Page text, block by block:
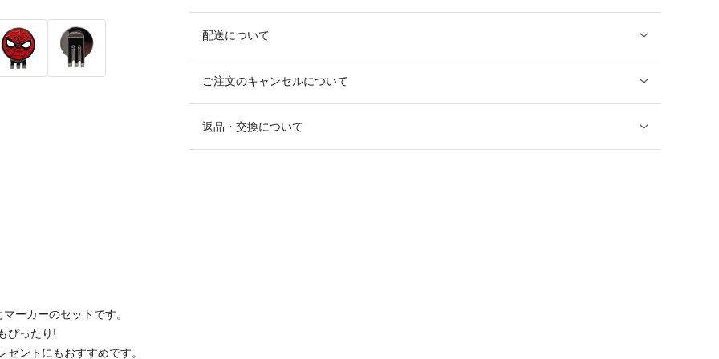
配送について
ご注文のキャンセルについて
返品・交換について
ーカーのセットです。
ぴったり!
ントにもおすすめです。